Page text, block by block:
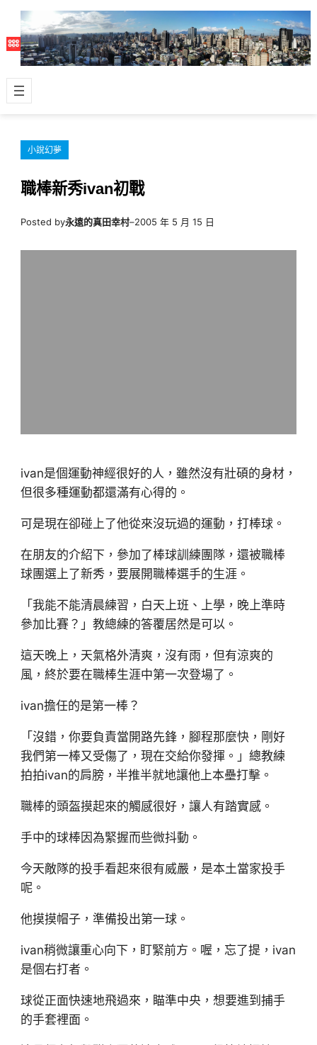
主
容
小說幻夢
職棒新秀ivan初戰
Posted by永遠的真田幸村–2005 年 5 月 15 日
ivan是個運動神經很好的人，雖然沒有壯碩的身材，
但很多種運動都還滿有心得的。
可是現在卻碰上了他從來沒玩過的運動，打棒球。
在朋友的介紹下，參加了棒球訓練團隊，還被職棒
球團選上了新秀，要展開職棒選手的生涯。
「我能不能清晨練習，白天上班、上學，晚上準時
參加比賽？」教總練的答覆居然是可以。
這天晚上，天氣格外清爽，沒有雨，但有涼爽的
風，終於要在職棒生涯中第一次登場了。
ivan擔任的是第一棒？
「沒錯，你要負責當開路先鋒，腳程那麼快，剛好
我們第一棒又受傷了，現在交給你發揮。」總教練
拍拍ivan的肩膀，半推半就地讓他上本壘打擊。
職棒的頭盔摸起來的觸感很好，讓人有踏實感。
手中的球棒因為緊握而些微抖動。
今天敵隊的投手看起來很有威嚴，是本土當家投手
呢。
他摸摸帽子，準備投出第一球。
ivan稍微讓重心向下，盯緊前方。喔，忘了提，ivan
是個右打者。
球從正面快速地飛過來，瞄準中央，想要進到捕手
的手套裡面。